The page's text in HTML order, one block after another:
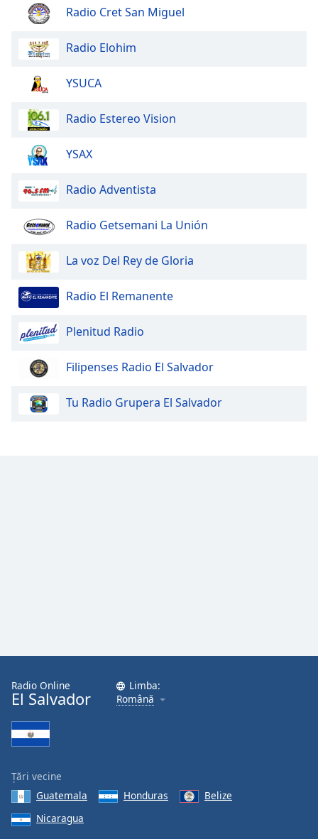
dialog
Escape
cancel
window.
Color
Opacity
Background
Color
Reset
Done
Close
Modal
End
dialog
window.
Radio Cret San Miguel
Radio Elohim
YSUCA
Radio Estereo Vision
YSAX
Radio Adventista
Radio Getsemani La Unión
La voz Del Rey de Gloria
Radio El Remanente
Plenitud Radio
Filipenses Radio El Salvador
Tu Radio Grupera El Salvador
Radio Online
El Salvador
Limba:
Română
Țări vecine
Guatemala
Honduras
Belize
Nicaragua